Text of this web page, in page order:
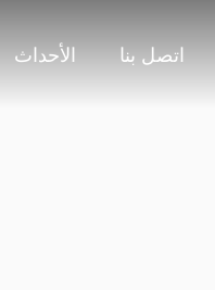
اتصل بنا الأحداث